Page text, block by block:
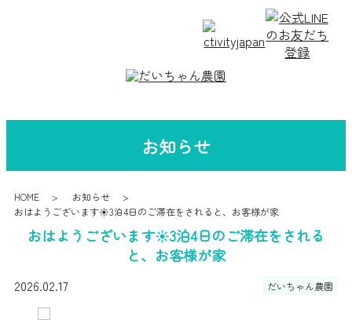
お知らせ
HOME
お知らせ
おはようございます☀️3泊4日のご滞在をされると、お客様が家
おはようございます☀️3泊4日のご滞在をされる
と、お客様が家
2026.02.17 だいちゃん農園